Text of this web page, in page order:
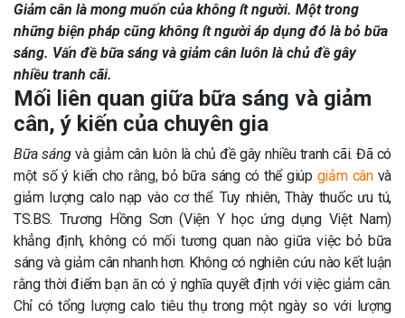
Giảm cân là mong muốn của không ít người. Một trong
những biện pháp cũng không ít người áp dụng đó là bỏ bữa
sáng. Vấn đề bữa sáng và giảm cân luôn là chủ đề gây
nhiều tranh cãi.
Mối liên quan giữa bữa sáng và giảm
cân, ý kiến của chuyên gia
Bữa sángvà giảm cân luôn là chủ đề gây nhiều tranh cãi. Đã có
một số ý kiến cho rằng, bỏ bữa sáng có thể giúp giảm cânvà
giảm lượng calo nạp vào cơ thể. Tuy nhiên, Thày thuốc ưu tú,
TS.BS. Trương Hồng Sơn (Viện Y học ứng dụng Việt Nam)
khẳng định, không có mối tương quan nào giữa việc bỏ bữa
sáng và giảm cân nhanh hơn. Không có nghiên cứu nào kết luận
rằng thời điểm bạn ăn có ý nghĩa quyết định với việc giảm cân.
Chỉ có tổng lượng calo tiêu thụ trong một ngày so với lượng